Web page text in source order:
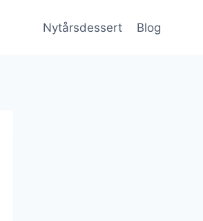
Nytårsdessert Blog